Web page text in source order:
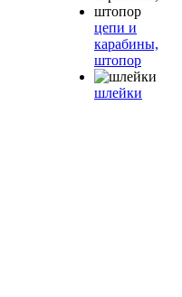
цепи и
карабины,
штопор
шлейки